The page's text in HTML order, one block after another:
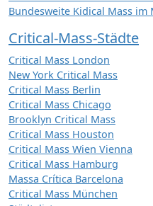
Bundesweite Kidical Mass im
Critical-Mass-Städte
Critical Mass London
New York Critical Mass
Critical Mass Berlin
Critical Mass Chicago
Brooklyn Critical Mass
Critical Mass Houston
Critical Mass Wien Vienna
Critical Mass Hamburg
Massa Crítica Barcelona
Critical Mass München